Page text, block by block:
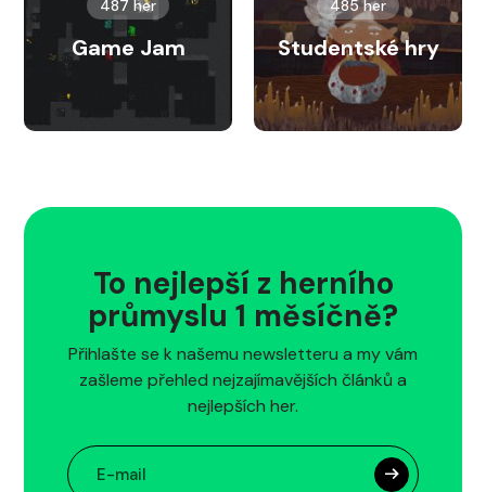
487 her
Game Jam
485 her
Studentské hry
To nejlepší z herního
průmyslu 1 měsíčně?
Přihlašte se k našemu newsletteru a my vám
zašleme přehled nejzajímavějších článků a
nejlepších her.